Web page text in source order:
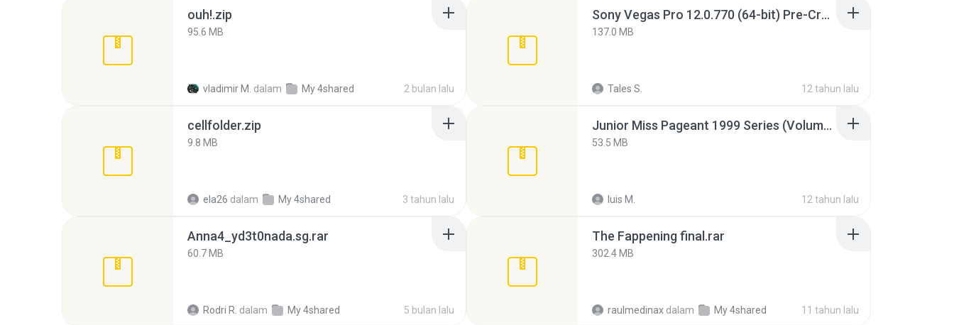
ouh!.zip
95.6 MB
vladimir M. dalam My 4shared 2 bulan lalu
Sony Vegas Pro 12.0.770 (64-bit) Pre-Cracked.zip
137.0 MB
Tales S. 12 tahun lalu
cellfolder.zip
9.8 MB
ela26 dalam My 4shared 3 tahun lalu
Junior Miss Pageant 1999 Series (Volume I Part I NC 6).7z
53.5 MB
luis M. 12 tahun lalu
Anna4_yd3t0nada.sg.rar
60.7 MB
Rodri R. dalam My 4shared 5 bulan lalu
The Fappening final.rar
302.4 MB
raulmedinax dalam My 4shared 11 tahun lalu